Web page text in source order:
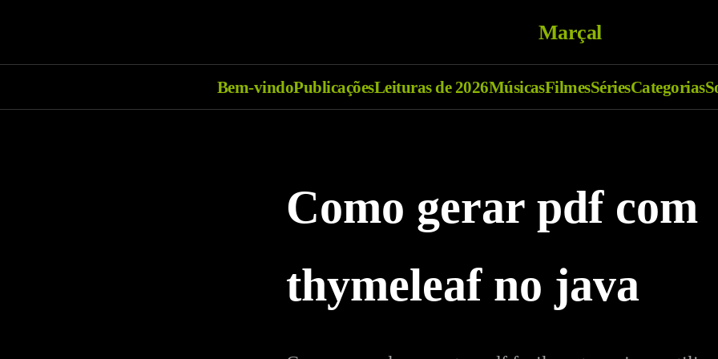
Marçal
Bem-vindoPublicaçõesLeituras de 2026MúsicasFilmesSériesCategorias
Como gerar pdf com
thymeleaf no java